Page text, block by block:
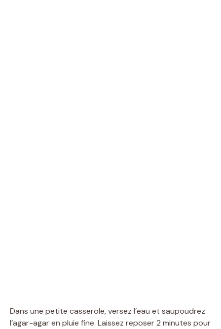
Dans une petite casserole, versez l’eau et saupoudrez
l’agar-agar en pluie fine. Laissez reposer 2 minutes pour